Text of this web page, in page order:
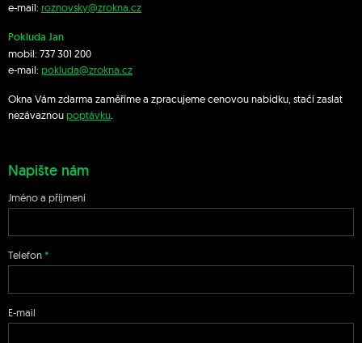
e-mail: roznovsky@zrokna.cz
Pokluda Jan
mobil: 737 301 200
e-mail: pokluda@zrokna.cz
Okna Vám zdarma zaměříme a zpracujeme cenovou nabídku, stačí zaslat
nezávaznoupoptávku
Napište nám
Jméno a příjmení
Telefon
E-mail